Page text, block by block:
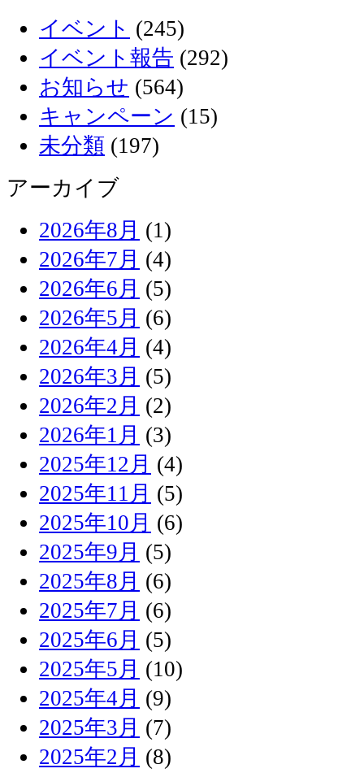
イベント (245)
イベント報告 (292)
お知らせ (564)
キャンペーン (15)
未分類 (197)
アーカイブ
2026年8月 (1)
2026年7月 (4)
2026年6月 (5)
2026年5月 (6)
2026年4月 (4)
2026年3月 (5)
2026年2月 (2)
2026年1月 (3)
2025年12月 (4)
2025年11月 (5)
2025年10月 (6)
2025年9月 (5)
2025年8月 (6)
2025年7月 (6)
2025年6月 (5)
2025年5月 (10)
2025年4月 (9)
2025年3月 (7)
2025年2月 (8)